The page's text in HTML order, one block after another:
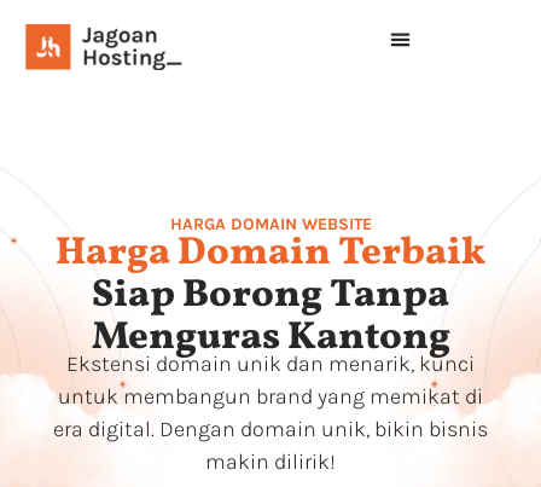
HARGA DOMAIN WEBSITE
Harga Domain Terbaik
Siap Borong Tanpa
Menguras Kantong
Ekstensi domain unik dan menarik, kunci
untuk membangun brand yang memikat di
era digital. Dengan domain unik, bikin bisnis
makin dilirik!